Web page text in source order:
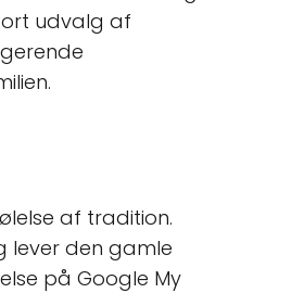
udvalg af
af tradition.
lever den gamle
på Google My